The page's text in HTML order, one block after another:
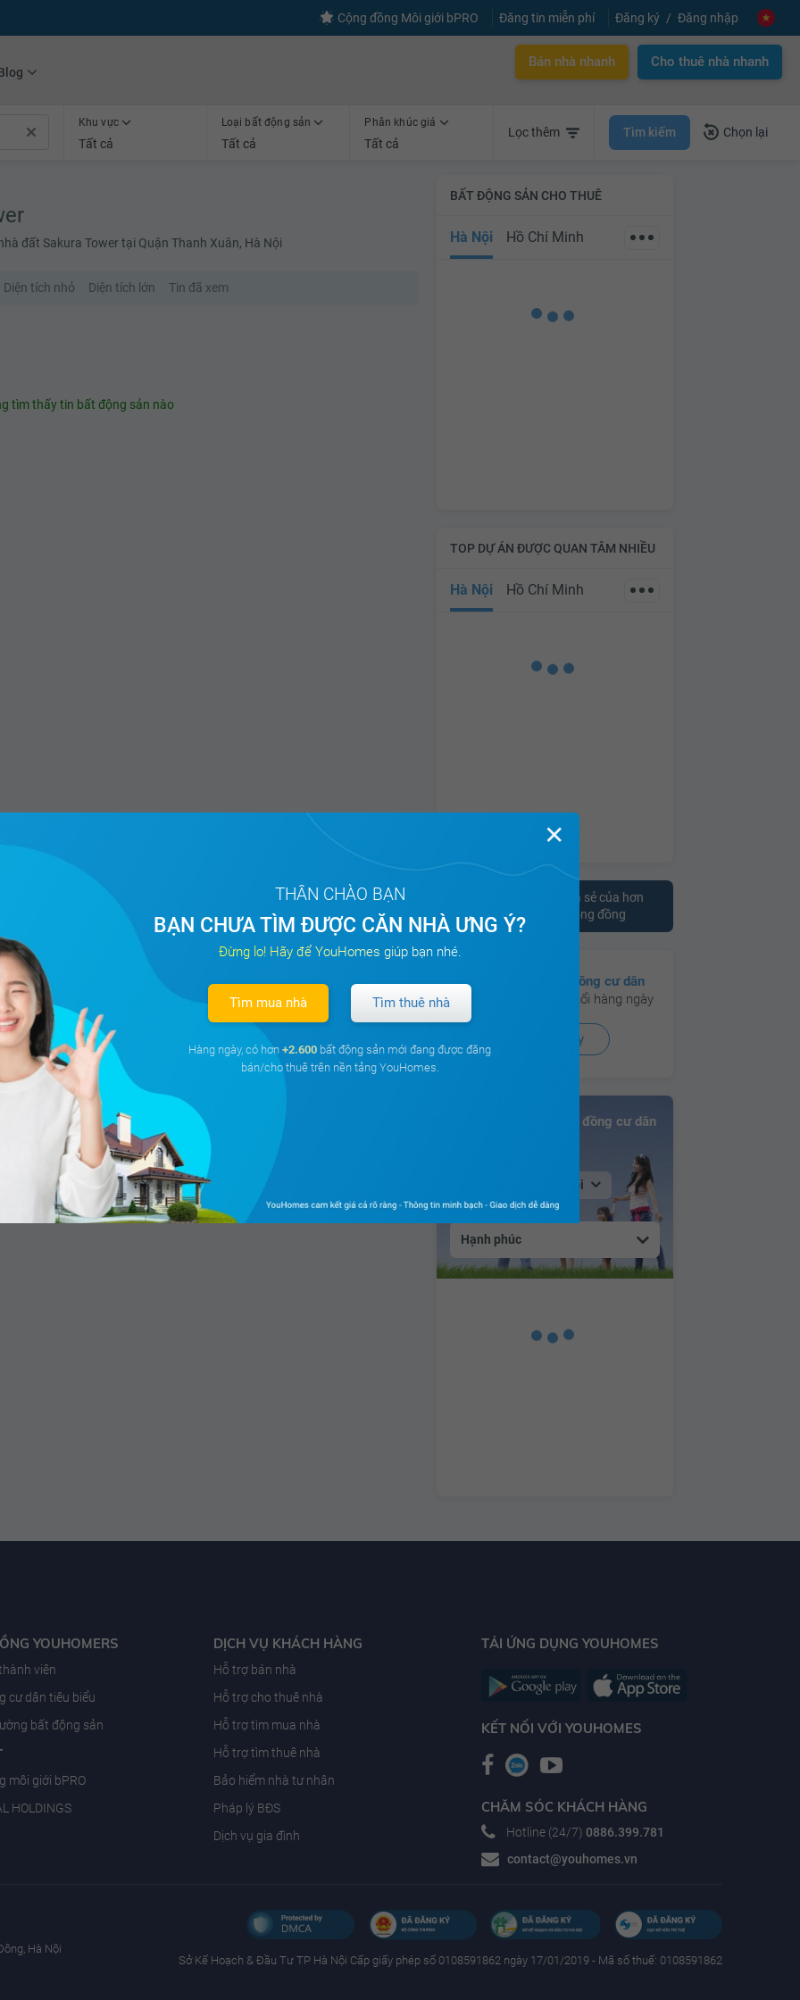
Cộng đồng Môi giới bPRO Đăng tin miễn phí Đăng ký Đăng nhập
Bán nhà nhanh Cho thuê nhà nhanh
Khu vực
Tất cả
Loại bất động sản
Tất cả
Phân khúc giá
Tất cả
Lọc thêm Tìm kiếm Chọn lại
đất Sakura Tower tại Quận Thanh Xuân, Hà Nội
Diện tích nhỏ Diện tích lớn Tin đã xem
tìm thấy tin bất động sản nào
BẤT ĐỘNG SẢN CHO THUÊ
Hà Nội Hồ Chí Minh
TOP DỰ ÁN ĐƯỢC QUAN TÂM NHIỀU
Hà Nội Hồ Chí Minh
Tham khảo ý kiến chia sẻ của hơn
10.000 cư dân trên cộng đồng
Có hơn
130 cộng đồng cư dân
đang hoạt động sôi nổi hàng ngày
Xem ngay
Bảng xếp hạng Cộng đồng cư dân
Tại Hà Nội
Hạnh phúc
YOUHOMERS
viên
cư dân tiêu biểu
bất động sản
môi giới bPRO
HOLDINGS
DỊCH VỤ KHÁCH HÀNG
Hỗ trợ bán nhà
Hỗ trợ cho thuê nhà
Hỗ trợ tìm mua nhà
Hỗ trợ tìm thuê nhà
Bảo hiểm nhà tư nhân
Pháp lý BĐS
Dịch vụ gia đình
TẢI ỨNG DỤNG YOUHOMES
KẾT NỐI VỚI YOUHOMES
CHĂM SÓC KHÁCH HÀNG
Hotline (24/7) 0886.399.781
contact@youhomes.vn
Hà Nội
Sở Kế Hoạch & Ðầu Tư TP Hà Nội Cấp giấy phép số 0108591862 ngày 17/01/2019 - Mã số thuế: 0108591862
✕
THÂN CHÀO BẠN
BẠN CHƯA TÌM ĐƯỢC CĂN NHÀ ƯNG Ý?
Đừng lo! Hãy để YouHomes giúp bạn nhé.
Tìm mua nhà Tìm thuê nhà
Hàng ngày, có hơn +2.600 bất động sản mới đang được đăng
bán/cho thuê trên nền tảng YouHomes.